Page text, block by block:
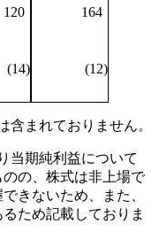
120 164
(14) (12)
まれておりません。
当期純利益について
の、株式は非上場で
きないため、また、
ため記載しておりま